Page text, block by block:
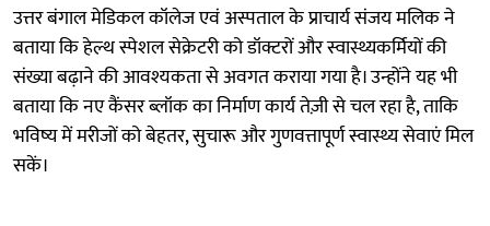
उत्तर बंगाल मेडिकल कॉलेज एवं अस्पताल के प्राचार्य संजय मलिक ने
बताया कि हेल्थ स्पेशल सेक्रेटरी को डॉक्टरों और स्वास्थ्यकर्मियों की
संख्या बढ़ाने की आवश्यकता से अवगत कराया गया है। उन्होंने यह भी
बताया कि नए कैंसर ब्लॉक का निर्माण कार्य तेज़ी से चल रहा है, ताकि
भविष्य में मरीजों को बेहतर, सुचारू और गुणवत्तापूर्ण स्वास्थ्य सेवाएं मिल
सकें।